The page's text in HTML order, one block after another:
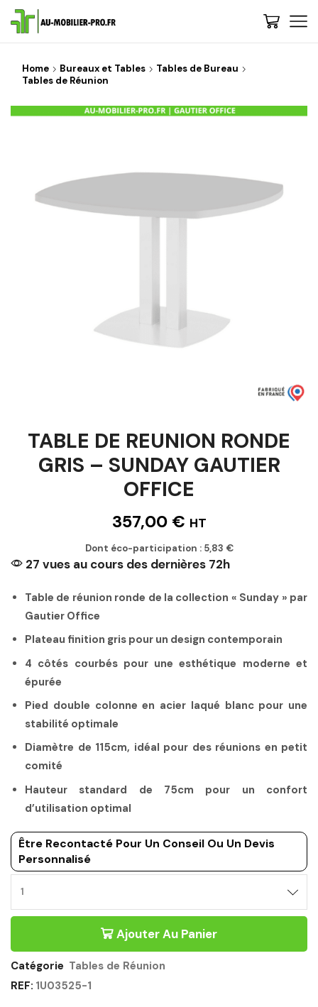
Home Bureaux et Tables
Tables de Bureau
Tables de Réunion
TABLE DE REUNION RONDE
GRIS – SUNDAY GAUTIER
OFFICE
357,00 € HT
Dont éco-participation : 5,83 €
27 vues au cours des dernières 72h
Table de réunion ronde de la collection « Sunday » par
Gautier Office
Plateau finition gris pour un design contemporain
4 côtés courbés pour une esthétique moderne et
épurée
Pied double colonne en acier laqué blanc pour une
stabilité optimale
Diamètre de 115cm, idéal pour des réunions en petit
comité
Hauteur standard de 75cm pour un confort
d’utilisation optimal
Être Recontacté Pour Un Conseil Ou Un Devis
Personnalisé
DE
RONDE
-
Ajouter Au Panier
Catégorie Tables de Réunion
REF: 1U03525-1